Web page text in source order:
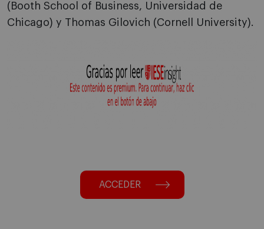
(Booth School of Business, Universidad de
Chicago) y Thomas Gilovich (Cornell University).
ACCEDER